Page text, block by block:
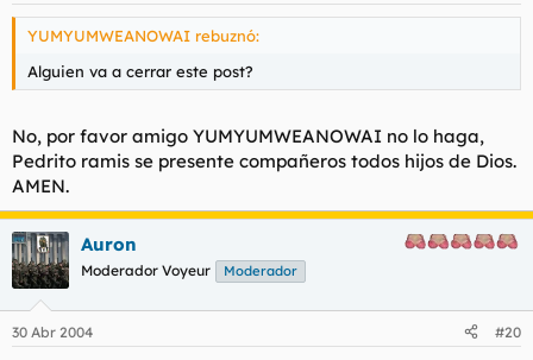
YUMYUMWEANOWAI rebuznó:
Alguien va a cerrar este post?
No, por favor amigo YUMYUMWEANOWAI no lo haga,
Pedrito ramis se presente compañeros todos hijos de Dios.
AMEN.
Auron
Moderador Voyeur Moderador
30 Abr 2004 #20